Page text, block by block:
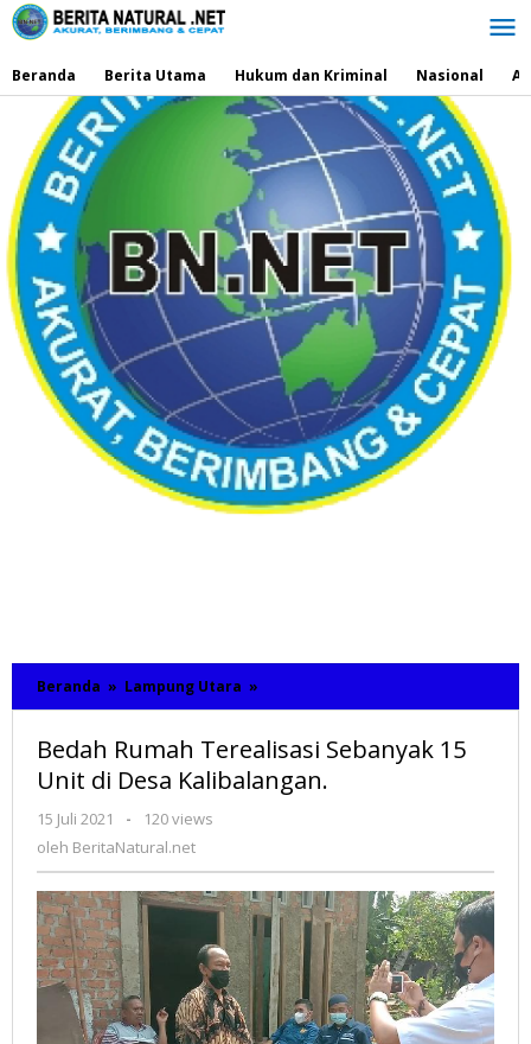
Lewati
ke
Beranda
Berita Utama Hukum dan Kriminal Nasional
Beranda » Lampung Utara »
Rumah
Sebanyak
15
Unit
Bedah Rumah Terealisasi Sebanyak 15
Unit di Desa Kalibalangan.
15 Juli 2021
oleh
BeritaNatural.net
-
120 views
oleh BeritaNatural.net